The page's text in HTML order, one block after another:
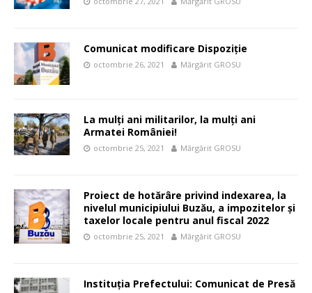
Comunicat modificare Dispoziție
octombrie 26, 2021 Mărgărit GROSU
La mulți ani militarilor, la mulți ani
Armatei României!
octombrie 25, 2021 Mărgărit GROSU
Proiect de hotărâre privind indexarea, la
nivelul municipiului Buzău, a impozitelor și
taxelor locale pentru anul fiscal 2022
octombrie 25, 2021 Mărgărit GROSU
Instituţia Prefectului: Comunicat de Presă